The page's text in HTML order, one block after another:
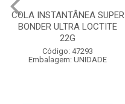
COLA INSTANTÂNEA SUPER
BONDER ULTRA LOCTITE
22G
Código: 47293
Embalagem: UNIDADE